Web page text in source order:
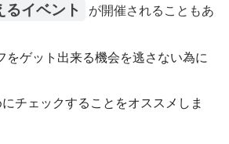
るイベント
が開催されることもあ
をゲット出来る機会を逃さない為に
チェックすることをオススメしま